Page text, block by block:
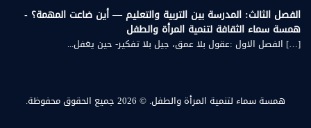
الفصل الثالث: المدرسة بين التربية والتعليم — أين ضاعت المهمة؟ -
همسة سماء الثقافة لتنمية المرأة والطفل
[…] الفصل الاول :عقول بلا عمق، جيل بلا تفكير- حين يغفل...
همسة سماء لتنمية المرأة والطفل. © 2026 جميع الحقوق محفوظة.